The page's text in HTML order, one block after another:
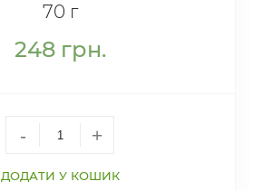
70 г
248грн.
- +
ДОДАТИ У КОШИК